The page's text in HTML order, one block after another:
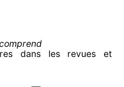
dans les revues et